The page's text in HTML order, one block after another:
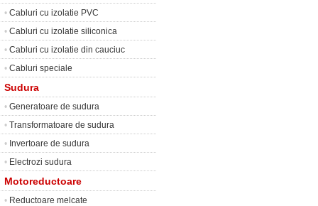
• Cabluri cu izolatie PVC
• Cabluri cu izolatie siliconica
• Cabluri cu izolatie din cauciuc
• Cabluri speciale
Sudura
• Generatoare de sudura
• Transformatoare de sudura
• Invertoare de sudura
• Electrozi sudura
Motoreductoare
• Reductoare melcate